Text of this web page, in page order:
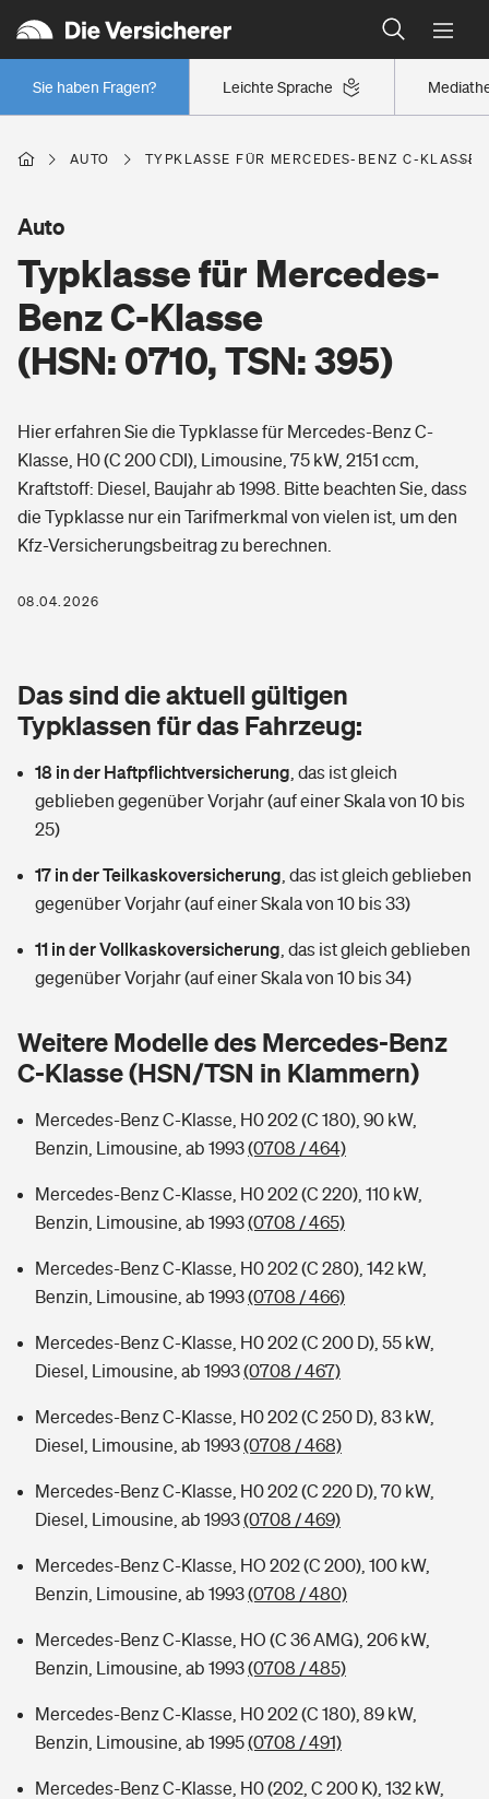
Leichte Sprache
Sie haben Fragen?
Wer versichert was: Jetzt Versicherer finden
Regionalklassen: So ist Ihre Region eingestuft
Wer versichert was: Jetzt Versicherer finden
Berufsunfähigkeitsversicherung
Arbeitsrechtsschutz
Berufshaftpflichtversicherung
Rentenrechner: Wie viel Geld bekomme ich im Alter?
Wer versichert was: Jetzt Versicherer finden
Sie haben Fragen?
Wohnen
Wohngebäudeversicherung
Hausratversicherung
Elementarversicherung
Photovoltaik
Wärmepumpen versichern
Vermieterrrechtsschutz
Mietkautionsversicherung
Restkreditversicherung
Zur Übersicht
Tools
Hochwasser-Check: Wie gefährdet ist Ihr Haus?
Wer versichert was: Jetzt Versicherer finden
Sie haben Fragen?
Pri­vate Haft­pflicht­
Rechts­schutz­ver­si­che­rung
Kinderunfall­ver­si­che­rung
Reiseversicherung
Handyversicherung
Private Cyberversicherung
Musikinstrumentenversicherung
Zur Übersicht
Tools
Kinderunfall-Check: Mehr Sicherheit für deine Kids
Typklassen: So ist Ihr Auto eingestuft
Sie haben Fragen?
Gesundheit
Private Krankenversicherung
Tierkrankenversicherung
Zur Übersicht
Sie haben Fragen?
Rentenrechner: Wie viel Geld bekomme ich im Alter?
AUTO TYPKLASSE FÜR MERCEDES-BENZ C-
Typklasse für Mercedes-
Benz C-Klasse
(HSN: 0710, TSN: 395)
Auto
Hier erfahren Sie die Typklasse für Mercedes-Benz C-
Klasse, H0 (C 200 CDI), Limousine, 75 kW, 2151 ccm,
Kraftstoff: Diesel, Baujahr ab 1998. Bitte beachten Sie, dass
die Typklasse nur ein Tarifmerkmal von vielen ist, um den
Kfz-Versicherungsbeitrag zu berechnen.
08.04.2026
Das sind die aktuell gültigen
Typklassen für das Fahrzeug:
18 in der Haftpflichtversicherung das ist gleich
geblieben gegenüber Vorjahr (auf einer Skala von 10 bis
25)
17 in der Teilkaskoversicherung das ist gleich geblieben
gegenüber Vorjahr (auf einer Skala von 10 bis 33)
11 in der Vollkaskoversicherung das ist gleich geblieben
gegenüber Vorjahr (auf einer Skala von 10 bis 34)
Weitere Modelle des Mercedes-Benz
C-Klasse (HSN/TSN in Klammern)
Mercedes-Benz C-Klasse, H0 202 (C 180), 90 kW,
Benzin, Limousine, ab 1993(0708 / 464)
Mercedes-Benz C-Klasse, H0 202 (C 220), 110 kW,
Benzin, Limousine, ab 1993(0708 / 465)
Mercedes-Benz C-Klasse, H0 202 (C 280), 142 kW,
Benzin, Limousine, ab 1993(0708 / 466)
Mercedes-Benz C-Klasse, H0 202 (C 200 D), 55 kW,
Diesel, Limousine, ab 1993(0708 / 467)
Mercedes-Benz C-Klasse, H0 202 (C 250 D), 83 kW,
Diesel, Limousine, ab 1993(0708 / 468)
Mercedes-Benz C-Klasse, H0 202 (C 220 D), 70 kW,
Diesel, Limousine, ab 1993(0708 / 469)
Mercedes-Benz C-Klasse, HO 202 (C 200), 100 kW,
Benzin, Limousine, ab 1993(0708 / 480)
Mercedes-Benz C-Klasse, HO (C 36 AMG), 206 kW,
Benzin, Limousine, ab 1993(0708 / 485)
Mercedes-Benz C-Klasse, H0 202 (C 180), 89 kW,
Benzin, Limousine, ab 1995(0708 / 491)
Mercedes-Benz C-Klasse, H0 (202, C 200 K), 132 kW,